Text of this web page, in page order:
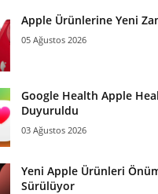
Apple Ürünlerine Yeni
05 Ağustos 2026
Google Health Apple
Duyuruldu
03 Ağustos 2026
Yeni Apple Ürünleri
Sürülüyor